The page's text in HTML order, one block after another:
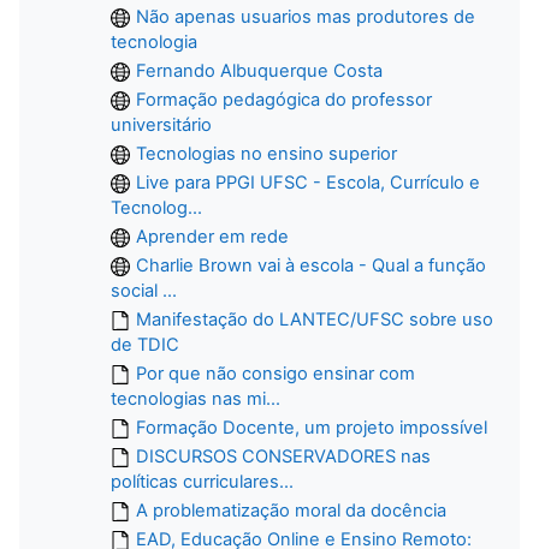
Não apenas usuarios mas produtores de
tecnologia
Fernando Albuquerque Costa
Formação pedagógica do professor
universitário
Tecnologias no ensino superior
Live para PPGI UFSC - Escola, Currículo e
Tecnolog...
Aprender em rede
Charlie Brown vai à escola - Qual a função
social ...
Manifestação do LANTEC/UFSC sobre uso
de TDIC
Por que não consigo ensinar com
tecnologias nas mi...
Formação Docente, um projeto impossível
DISCURSOS CONSERVADORES nas
políticas curriculares...
A problematização moral da docência
EAD, Educação Online e Ensino Remoto: